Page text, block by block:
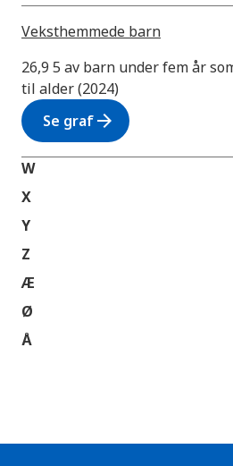
Veksthemmede barn
26,9 5 av barn under fem år
til alder (2024)
Se grafarrow_forward
W
X
Y
Z
Æ
Ø
Å